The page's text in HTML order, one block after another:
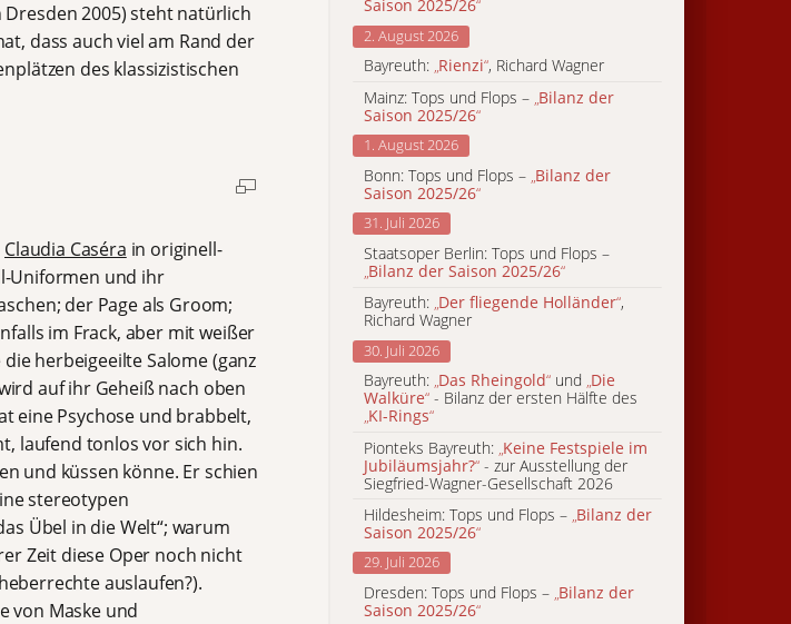
2005) steht natürlich
dass auch viel am Rand der
des klassizistischen
Claudia Caséra in originell-
Uniformen und ihr
der Page als Groom;
im Frack, aber mit weißer
herbeigeeilte Salome (ganz
auf ihr Geheiß nach oben
eine Psychose und brabbelt,
laufend tonlos vor sich hin.
und küssen könne. Er schien
stereotypen
Übel in die Welt“; warum
Zeit diese Oper noch nicht
auslaufen?).
von Maske und
Saison 2025/26“
2. August 2026
Bayreuth: „Rienzi“, Richard Wagner
Mainz: Tops und Flops – Bilanz der
Saison 2025/26“
1. August 2026
Bonn: Tops und Flops – „Bilanz der
Saison 2025/26“
31. Juli 2026
Staatsoper Berlin: Tops und Flops –
„Bilanz der Saison 2025/26“
Bayreuth: „Der fliegende Holländer“,
Richard Wagner
30. Juli 2026
Bayreuth: „Das Rheingold“ und „Die
Walküre“ - Bilanz der ersten Hälfte des
„KI-Rings“
Pionteks Bayreuth: Keine Festspiele im
Jubiläumsjahr?“ - zur Ausstellung der
Siegfried-Wagner-Gesellschaft 2026
Hildesheim: Tops und Flops – Bilanz der
Saison 2025/26“
29. Juli 2026
Dresden: Tops und Flops – „Bilanz der
Saison 2025/26“